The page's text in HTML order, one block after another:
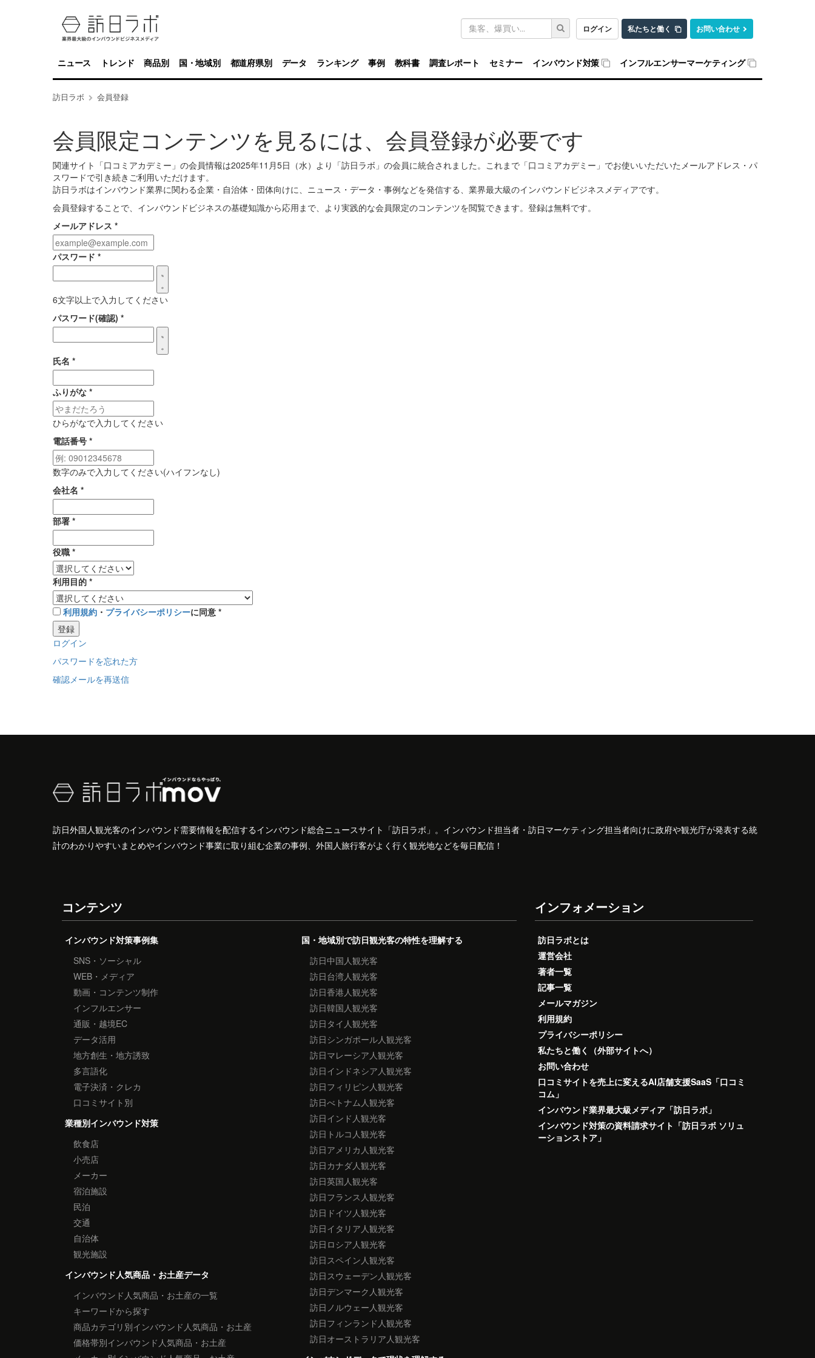
ログイン 私たちと働く お問い合わせ
キ
ワ
ド
検
索
ニュース トレンド 商品別 国・地域別 都道府県別 データ ランキング 事例 教科書 調査レポート セミナー インバウンド対策 インフルエンサーマーケティング
訪日ラボ 会員登録
会員限定コンテンツを見るには、会員登録が必要です
関連サイト「口コミアカデミー」の会員情報は2025年11月5日（水）より「訪日ラボ」の会員に統合されました。これまで「口コミアカデミー」でお使いいただいたメールアドレス・パ
スワードで引き続きご利用いただけます。
訪日ラボはインバウンド業界に関わる企業・自治体・団体向けに、ニュース・データ・事例などを発信する、業界最大級のインバウンドビジネスメディアです。
会員登録することで、インバウンドビジネスの基礎知識から応用まで、より実践的な会員限定のコンテンツを閲覧できます。登録は無料です。
メールアドレス *
パスワード *
6文字以上で入力してください
パスワード(確認) *
氏名 *
ふりがな *
ひらがなで入力してください
電話番号 *
数字のみで入力してください(ハイフンなし)
会社名 *
部署 *
役職 *
利用目的 *
利用規約 ・ プライバシーポリシーに同意 *
登録
ログイン
パスワードを忘れた方
確認メールを再送信
訪日外国人観光客のインバウンド需要情報を配信するインバウンド総合ニュースサイト「訪日ラボ」。インバウンド担当者・訪日マーケティング担当者向けに政府や観光庁が発表する統
計のわかりやすいまとめやインバウンド事業に取り組む企業の事例、外国人旅行客がよく行く観光地などを毎日配信！
コンテンツ
インバウンド対策事例集
SNS・ソーシャル
WEB・メディア
動画・コンテンツ制作
インフルエンサー
通販・越境EC
データ活用
地方創生・地方誘致
多言語化
電子決済・クレカ
口コミサイト別
業種別インバウンド対策
飲食店
小売店
メーカー
宿泊施設
民泊
交通
自治体
観光施設
インバウンド人気商品・お土産データ
インバウンド人気商品・お土産の一覧
キーワードから探す
商品カテゴリ別インバウンド人気商品・お土産
価格帯別インバウンド人気商品・お土産
国・地域別で訪日観光客の特性を理解する
訪日中国人観光客
訪日台湾人観光客
訪日香港人観光客
訪日韓国人観光客
訪日タイ人観光客
訪日シンガポール人観光客
訪日マレーシア人観光客
訪日インドネシア人観光客
訪日フィリピン人観光客
訪日べトナム人観光客
訪日インド人観光客
訪日トルコ人観光客
訪日アメリカ人観光客
訪日カナダ人観光客
訪日英国人観光客
訪日フランス人観光客
訪日ドイツ人観光客
訪日イタリア人観光客
訪日ロシア人観光客
訪日スペイン人観光客
訪日スウェーデン人観光客
訪日デンマーク人観光客
訪日ノルウェー人観光客
訪日フィンランド人観光客
訪日オーストラリア人観光客
インフォメーション
訪日ラボとは
運営会社
著者一覧
記事一覧
メールマガジン
利用規約
プライバシーポリシー
私たちと働く（外部サイトへ）
お問い合わせ
口コミサイトを売上に変えるAI店舗支援SaaS「口コミ
コム」
インバウンド業界最大級メディア「訪日ラボ」
インバウンド対策の資料請求サイト「訪日ラボ ソリュ
ーションストア」